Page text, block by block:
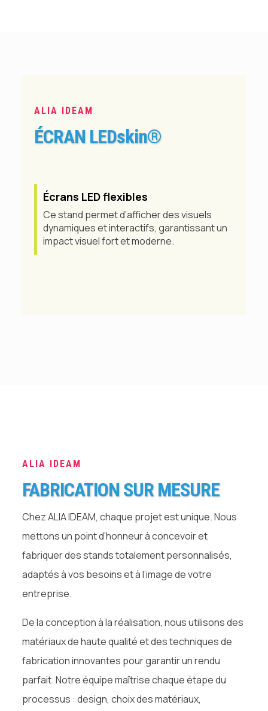
ALIA IDEAM
ÉCRAN LEDskin®
Écrans LED flexibles
Ce stand permet d’afficher des visuels
dynamiques et interactifs, garantissant un
impact visuel fort et moderne.
ALIA IDEAM
FABRICATION SUR MESURE
Chez ALIA IDEAM, chaque projet est unique. Nous
mettons un point d’honneur à concevoir et
fabriquer des stands totalement personnalisés,
adaptés à vos besoins et à l’image de votre
entreprise.
De la conception à la réalisation, nous utilisons des
matériaux de haute qualité et des techniques de
fabrication innovantes pour garantir un rendu
parfait. Notre équipe maîtrise chaque étape du
processus : design, choix des matériaux,